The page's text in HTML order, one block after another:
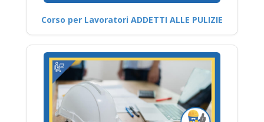
Corso per Lavoratori ADDETTI ALLE PULIZIE